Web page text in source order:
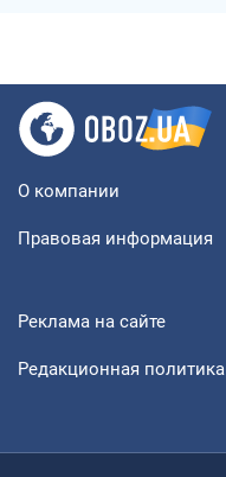
О компании
Правовая информация
Реклама на сайте
Редакционная политика